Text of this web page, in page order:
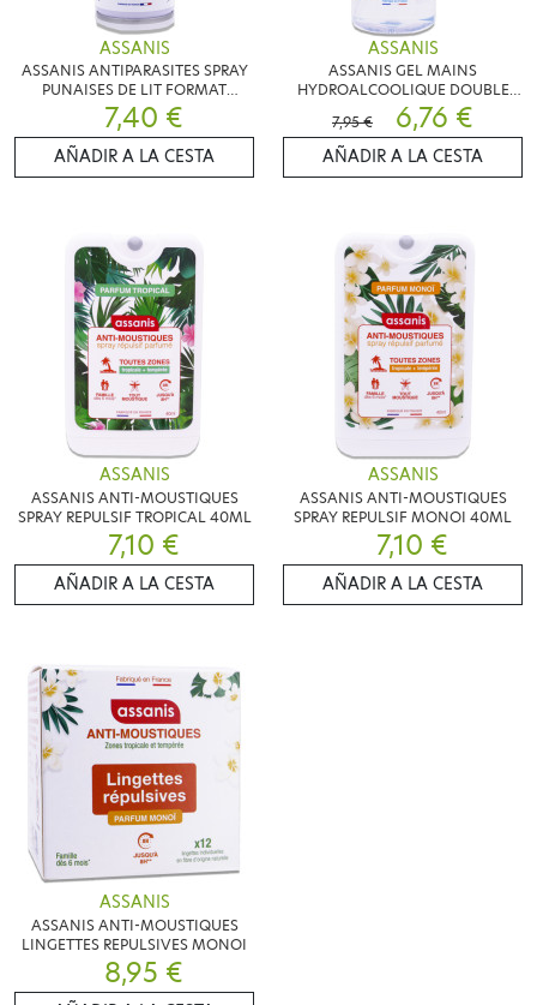
ASSANIS
ASSANIS ANTIPARASITES SPRAY
PUNAISES DE LIT FORMAT
VOYAGE 75ML
7,40 €
AÑADIR A LA CESTA
ASSANIS
ASSANIS GEL MAINS
HYDROALCOOLIQUE DOUBLE
ACTION 500ML
7,95 € 6,76 €
AÑADIR A LA CESTA
ASSANIS
ASSANIS ANTI-MOUSTIQUES
SPRAY REPULSIF TROPICAL 40ML
7,10 €
AÑADIR A LA CESTA
ASSANIS
ASSANIS ANTI-MOUSTIQUES
SPRAY REPULSIF MONOI 40ML
7,10 €
AÑADIR A LA CESTA
ASSANIS
ASSANIS ANTI-MOUSTIQUES
LINGETTES REPULSIVES MONOI
8,95 €